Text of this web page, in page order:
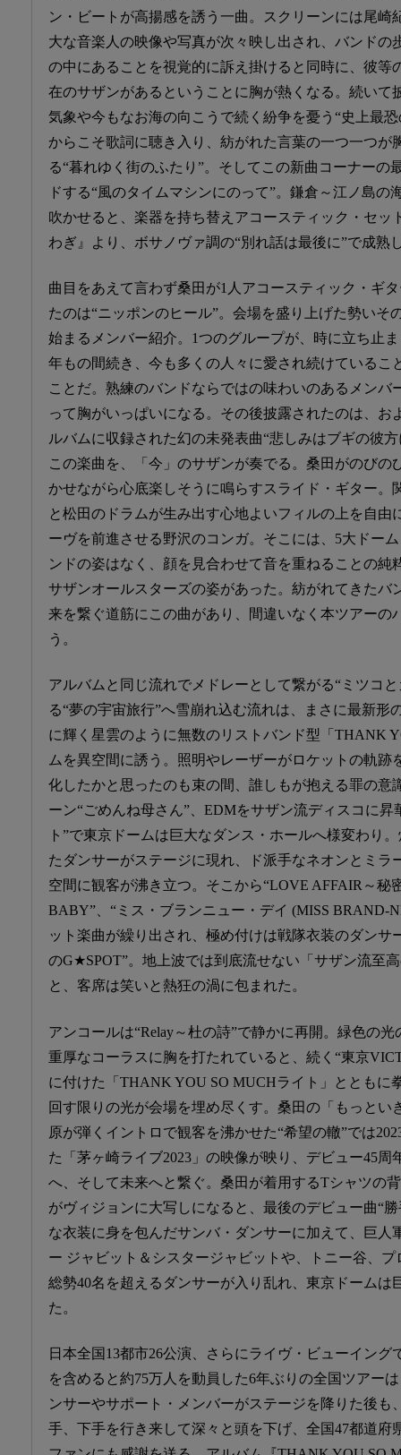
ン・ビートが高揚感を誘う一曲。スクリーンには尾崎
大な音楽人の映像や写真が次々映し出され、バンドの
の中にあることを視覚的に訴え掛けると同時に、彼等
在のサザンがあるということに胸が熱くなる。続いて
気象や今もなお海の向こうで続く紛争を憂う“史上最
からこそ歌詞に聴き入り、紡がれた言葉の一つ一つが
る“暮れゆく街のふたり”。そしてこの新曲コーナーの
ドする“風のタイムマシンにのって”。鎌倉～江ノ島の
吹かせると、楽器を持ち替えアコースティック・セッ
わぎ』より、ボサノヴァ調の“別れ話は最後に”で成熟
曲目をあえて言わず桑田が1人アコースティック・ギ
たのは“ニッポンのヒール”。会場を盛り上げた勢いそ
始まるメンバー紹介。1つのグループが、時に立ち止
年もの間続き、今も多くの人々に愛され続けているこ
ことだ。熟練のバンドならではの味わいのあるメンバ
って胸がいっぱいになる。その後披露されたのは、お
ルバムに収録された幻の未発表曲“悲しみはブギの彼
この楽曲を、「今」のサザンが奏でる。桑田がのびの
かせながら心底楽しそうに鳴らすスライド・ギター。
と松田のドラムが生み出す心地よいフィルの上を自由
ーヴを前進させる野沢のコンガ。そこには、5大ドー
ンドの姿はなく、顔を見合わせて音を重ねることの純
サザンオールスターズの姿があった。紡がれてきたバ
来を繋ぐ道筋にこの曲があり、間違いなく本ツアーの
う。
アルバムと同じ流れでメドレーとして繋がる“ミツコ
る“夢の宇宙旅行”へ雪崩れ込む流れは、まさに最新形
に輝く星雲のように無数のリストバンド型「THANK
ムを異空間に誘う。照明やレーザーがロケットの軌跡
化したかと思ったのも束の間、誰しもが抱える罪の意
ーン“ごめんね母さん”、EDMをサザン流ディスコに昇
ト”で東京ドームは巨大なダンス・ホールへ様変わり
たダンサーがステージに現れ、ド派手なネオンとミラ
空間に観客が沸き立つ。そこから“LOVE AFFAIR～秘
BABY”、“ミス・ブランニュー・デイ (MISS BRAND-
ット楽曲が繰り出され、極め付けは戦隊衣装のダンサ
のG★SPOT”。地上波では到底流せない「サザン流至
と、客席は笑いと熱狂の渦に包まれた。
アンコールは“Relay～杜の詩”で静かに再開。緑色の
重厚なコーラスに胸を打たれていると、続く“東京
に付けた「THANK YOU SO MUCHライト」とともに
回す限りの光が会場を埋め尽くす。桑田の「もっとい
原が弾くイントロで観客を沸かせた“希望の轍”では
た「茅ヶ崎ライブ2023」の映像が映り、デビュー45周
へ、そして未来へと繋ぐ。桑田が着用するTシャツの
がヴィジョンに大写しになると、最後のデビュー曲“
な衣装に身を包んだサンバ・ダンサーに加えて、巨人
ー ジャビット＆シスタージャビットや、トニー谷、
総勢40名を超えるダンサーが入り乱れ、東京ドームは
た。
日本全国13都市26公演、さらにライヴ・ビューイング
を含めると約75万人を動員した6年ぶりの全国ツアー
ンサーやサポート・メンバーがステージを降りた後も
手、下手を行き来して深々と頭を下げ、全国47都道府